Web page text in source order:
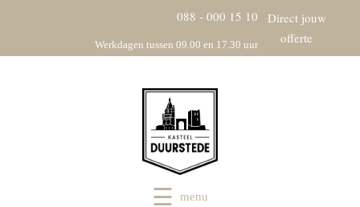
088 - 000 15 10
Werkdagen tussen 09.00 en 17.30 uur
Direct jouw
offerte
menu